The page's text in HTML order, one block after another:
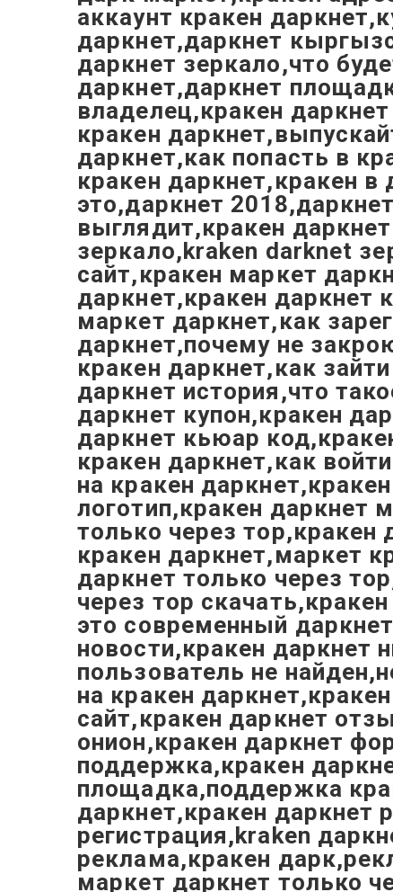
аккаунт кракен
даркнет,даркнет
даркнет зеркало,что
даркнет,даркнет
владелец,кракен
кракен
даркнет,как попасть в
кракен даркнет,кракен в
это,даркнет
выглядит,кракен
зеркало,kraken darknet
сайт,кракен маркет
даркнет,кракен даркнет
маркет даркнет,как
даркнет,почему не
кракен даркнет,как
даркнет история,что
даркнет купон,кракен
даркнет кьюар
кракен даркнет,как
на кракен
логотип,кракен даркнет
только через тор,кракен
кракен даркнет,маркет
даркнет только через
через тор
это современный
новости,кракен даркнет
пользователь не
на кракен
сайт,кракен даркнет
онион,кракен даркнет
поддержка,кракен
площадка,поддержка
даркнет,кракен даркнет
регистрация,kraken
реклама,кракен
маркет даркнет только